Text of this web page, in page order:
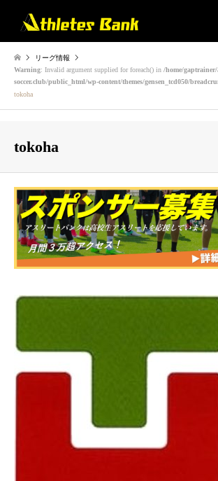
リーグ情報
Warning: Invalid argument supplied for foreach() in /home/
soccer.club/public_html/wp-content/themes/gensen_tcd050/
tokoha
tokoha